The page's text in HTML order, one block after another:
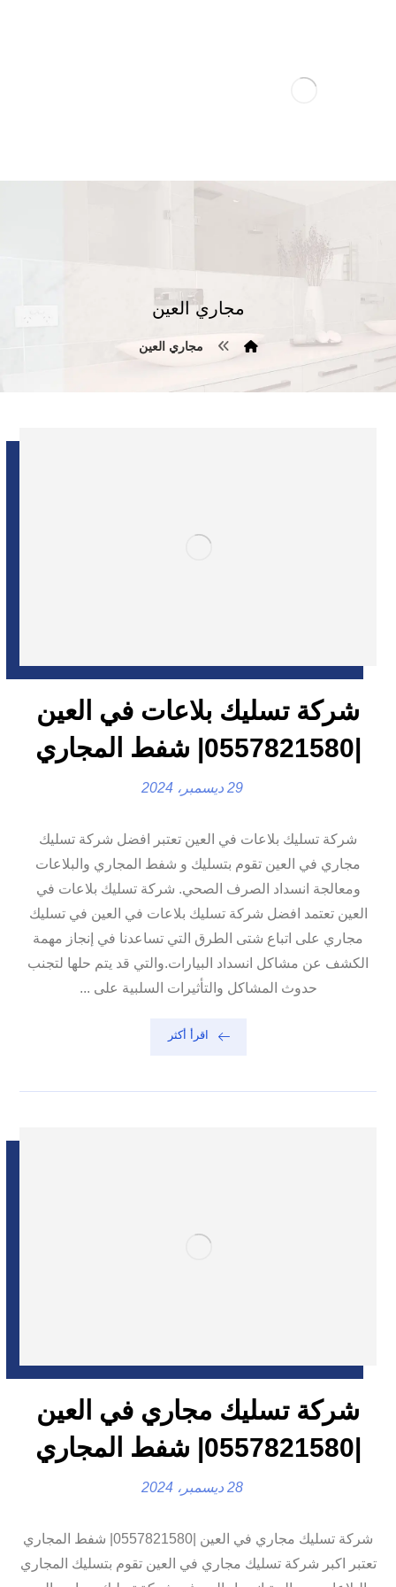
مجاري العين
مجاري العين
شركة تسليك بلاعات في العين
|0557821580| شفط المجاري
29 ديسمبر، 2024
شركة تسليك بلاعات في العين تعتبر افضل شركة تسليك
مجاري في العين تقوم بتسليك و شفط المجاري والبلاعات
ومعالجة انسداد الصرف الصحي. شركة تسليك بلاعات في
العين تعتمد افضل شركة تسليك بلاعات في العين في تسليك
مجاري على اتباع شتى الطرق التي تساعدنا في إنجاز مهمة
الكشف عن مشاكل انسداد البيارات.والتي قد يتم حلها لتجنب
حدوث المشاكل والتأثيرات السلبية على ...
اقرأ أكثر
شركة تسليك مجاري في العين
|0557821580| شفط المجاري
28 ديسمبر، 2024
شركة تسليك مجاري في العين |0557821580| شفط المجاري
تعتبر اكبر شركة تسليك مجاري في العين تقوم بتسليك المجاري